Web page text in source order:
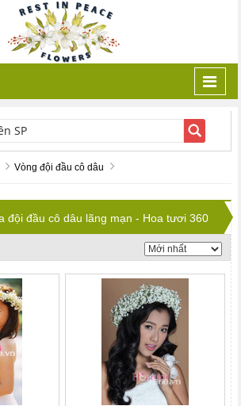
Vòng đội đầu cô dâu
đội đầu cô dâu lãng mạn - Hoa tươi 360